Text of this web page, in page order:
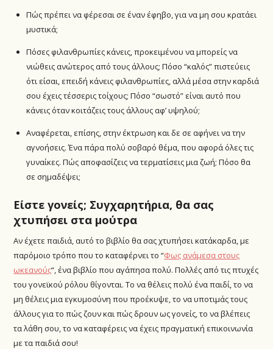
Πώς πρέπει να φέρεσαι σε έναν έφηβο, για να μη σου κρατάει
μυστικά;
Πόσες φιλανθρωπίες κάνεις, προκειμένου να μπορείς να
νιώθεις ανώτερος από τους άλλους; Πόσο “καλός” πιστεύεις
ότι είσαι, επειδή κάνεις φιλανθρωπίες, αλλά μέσα στην καρδιά
σου έχεις τέσσερις τοίχους; Πόσο “σωστό” είναι αυτό που
κάνεις όταν κοιτάζεις τους άλλους αφ’ υψηλού;
Αναφέρεται, επίσης, στην έκτρωση και δε σε αφήνει να την
αγνοήσεις. Ένα πάρα πολύ σοβαρό θέμα, που αφορά όλες τις
γυναίκες. Πώς αποφασίζεις να τερματίσεις μια ζωή; Πόσο θα
σε σημαδέψει;
Είστε γονείς; Συγχαρητήρια, θα σας
χτυπήσει στα μούτρα
Αν έχετε παιδιά, αυτό το βιβλίο θα σας χτυπήσει κατάκαρδα, με
παρόμοιο τρόπο που το καταφέρνει το “Φως ανάμεσα στους
ωκεανούς“, ένα βιβλίο που αγάπησα πολύ. Πολλές από τις πτυχές
του γονεϊκού ρόλου θίγονται. Το να θέλεις πολύ ένα παιδί, το να
μη θέλεις μια εγκυμοσύνη που προέκυψε, το να υποτιμάς τους
άλλους για το πώς ζουν και πώς δρουν ως γονείς, το να βλέπεις
τα λάθη σου, το να καταφέρεις να έχεις πραγματική επικοινωνία
με τα παιδιά σου!